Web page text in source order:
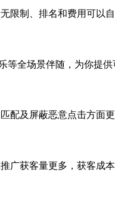
限制、排名和费用可以自
等全场景伴随，为你提供
配及屏蔽恶意点击方面更
广获客量更多，获客成本